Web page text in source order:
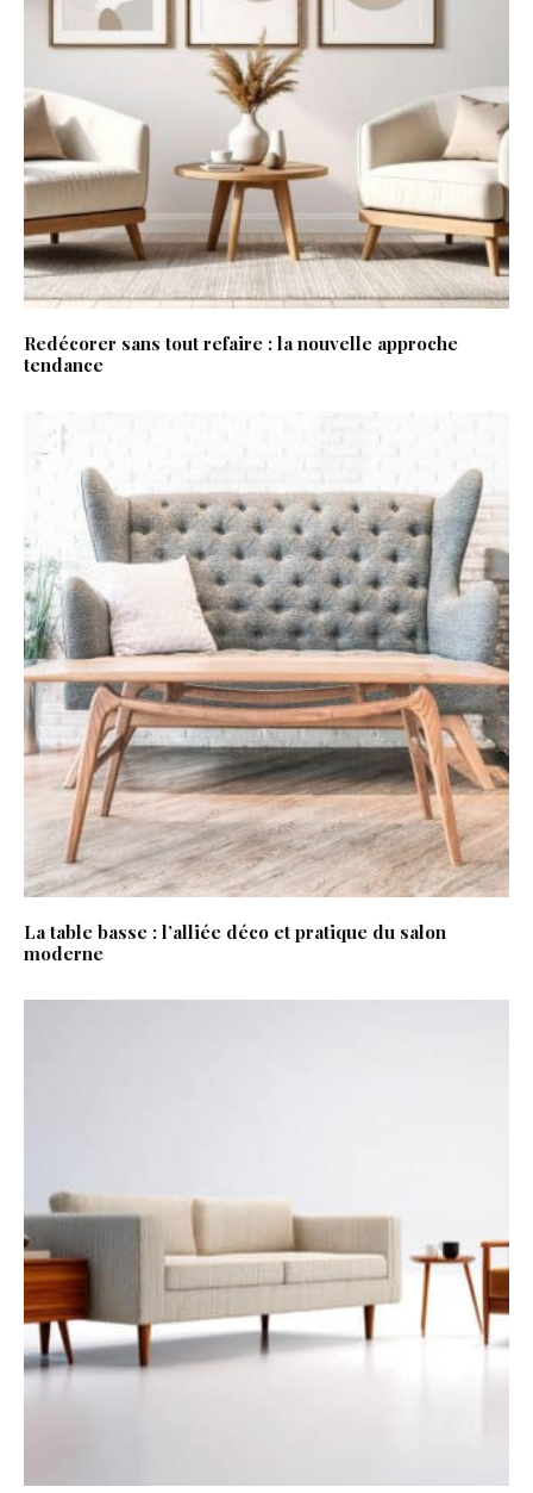
Redécorer sans tout refaire : la nouvelle approche
tendance
La table basse : l’alliée déco et pratique du salon
moderne